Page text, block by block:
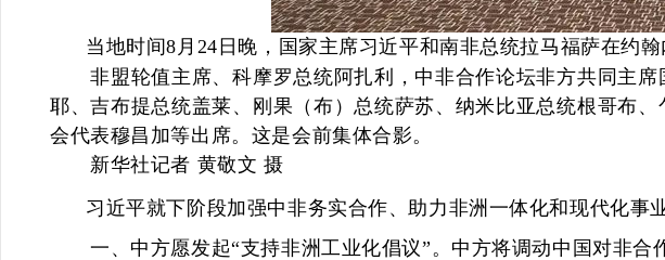
当地时间8月24日晚，国家主席习近平和南非总统拉马福萨在约翰
非盟轮值主席、科摩罗总统阿扎利，中非合作论坛非方共同主席
耶、吉布提总统盖莱、刚果（布）总统萨苏、纳米比亚总统根哥布
会代表穆昌加等出席。这是会前集体合影。
新华社记者 黄敬文 摄
习近平就下阶段加强中非务实合作、助力非洲一体化和现代化事
一、中方愿发起“支持非洲工业化倡议”。中方将调动中国对非合